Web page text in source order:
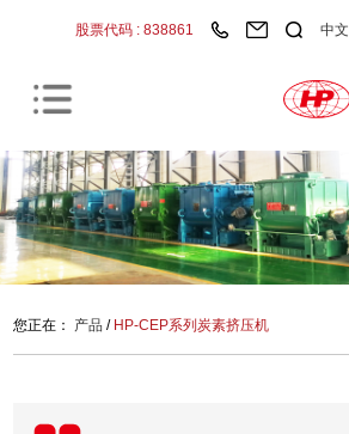
股票代码 : 838861 中文
您正在： 产品 / HP-CEP系列炭素挤压机